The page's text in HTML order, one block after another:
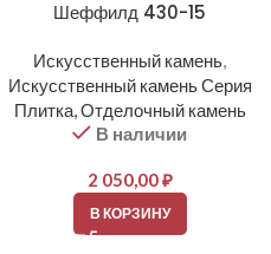
Шеффилд 430-15
Искусственный камень,
Искусственный камень Серия
Плитка, Отделочный камень
В наличии
2 050,00₽
В КОРЗИНУ